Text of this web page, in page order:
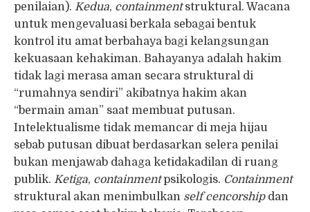
penilaian). Kedua, containmentstruktural. Wacana
untuk mengevaluasi berkala sebagai bentuk
kontrol itu amat berbahaya bagi kelangsungan
kekuasaan kehakiman. Bahayanya adalah hakim
tidak lagi merasa aman secara struktural di
“rumahnya sendiri” akibatnya hakim akan
“bermain aman” saat membuat putusan.
Intelektualisme tidak memancar di meja hijau
sebab putusan dibuat berdasarkan selera penilai
bukan menjawab dahaga ketidakadilan di ruang
publik. Ketiga, containmentpsikologis. Containment
struktural akan menimbulkan self cencorshipdan